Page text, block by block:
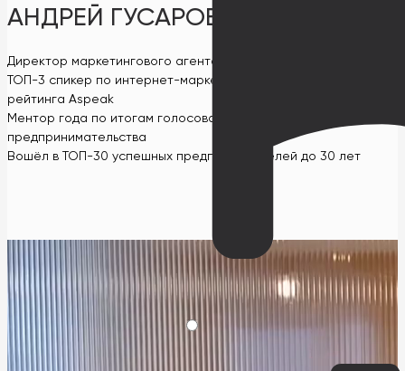
АНДРЕЙ ГУСАРОВ
Директор маркетингового агентства GUSAROV
ТОП-3 спикер по интернет-маркетингу в СНГ по версии
рейтинга Aspeak
Ментор года по итогам голосования на всемирной неделе
предпринимательства
Вошёл в ТОП-30 успешных предпринимателей до 30 лет